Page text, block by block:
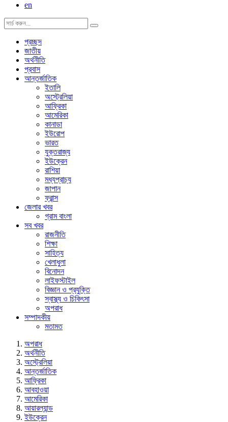
en
প্রচ্ছদ
জাতীয়
অর্থনীতি
প্রবাস
আন্তর্জাতিক
ইতালি
অস্ট্রেলিয়া
আফ্রিকা
আমেরিকা
কানাডা
ইউরোপ
ভারত
যুক্তরাজ্য
ইউক্রেন
রাশিয়া
মধ্যপ্রাচ্য
জাপান
ফ্রান্স
জেলার খবর
গ্রাম বাংলা
সব খবর
রাজনীতি
শিক্ষা
সাহিত্য
খেলাধুলা
বিনোদন
লাইফস্টাইল
বিজ্ঞান ও প্রযুক্তি
স্বাস্থ্য ও চিকিৎসা
অপরাধ
সম্পাদকীয়
মতামত
অপরাধ
অর্থনীতি
অস্ট্রেলিয়া
আন্তর্জাতিক
আফ্রিকা
আবহাওয়া
আমেরিকা
আয়ারল্যান্ড
ইউক্রেন